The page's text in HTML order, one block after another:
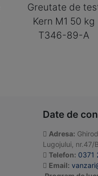
Greutate de
Kern M1 50 kg
T346-89-A
Date de
Adresa:
Lugojului, nr.47/
Telefon: 0371
Email: